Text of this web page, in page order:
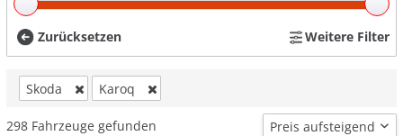
Zurücksetzen Weitere Filter
Skoda Karoq
298 Fahrzeuge gefunden